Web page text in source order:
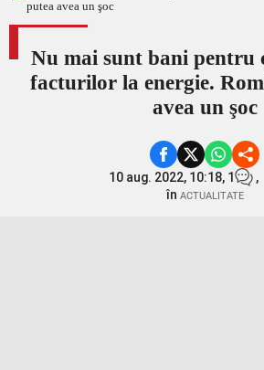
Nu mai sunt bani pentru
facturilor la energie.
avea un şoc
10 aug. 2022, 10:18, 1
,
în ACTUALITATE